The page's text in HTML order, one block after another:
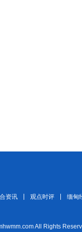
资讯 观点时评 缅甸
All Rights